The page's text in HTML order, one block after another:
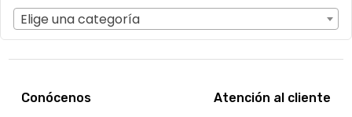
Elige una categoría
Conócenos
Atención al cliente